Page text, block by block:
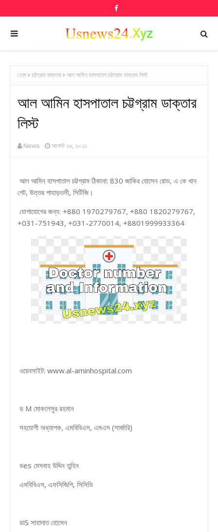
হোম চট্টগ্রাম ডাক্তার আল আমিন হাসপাতাল চট্টগ্রাম ডাক্তার লিস্ট
আল আমিন হাসপাতাল চট্টগ্রাম ডাক্তার
লিস্ট
News আগস্ট ২৬, ২০২১
আল আমিন হাসপাতাল চট্টগ্রাম ঠিকানা: 830 জাকির হোসেন রোড, এ কে খান
গেট, উত্তর পাহাড়তলী, সিটিজি।
যোগাযোগের জন্য: +880 1970279767, +880 1820279767,
+031-751943, +031-2770014, +8801999933364
ওয়েবসাইট: www.al-aminhospital.com
ড M মোকলেসুর রহমান
সহযোগী অধ্যাপক, এমবিবিএস, এমএস (সার্জারি)
ডes মেসবাহ উদ্দিন তুহিন
এমবিবিএস, এফসিজিপি, সিসিডি
ডাS সাহাদাত হোসেন